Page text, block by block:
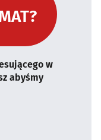
w
abyśmy